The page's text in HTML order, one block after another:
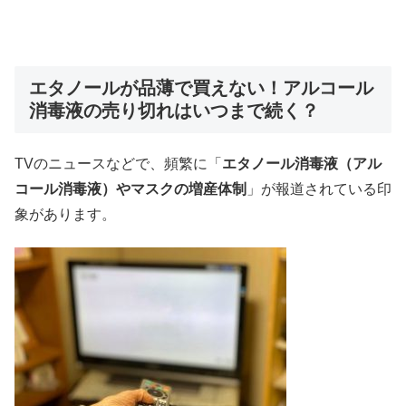
エタノールが品薄で買えない！アルコール
消毒液の売り切れはいつまで続く？
TVのニュースなどで、頻繁に「 エタノール消毒液（アル
コール消毒液）やマスクの増産体制 」が報道されている印
象があります。